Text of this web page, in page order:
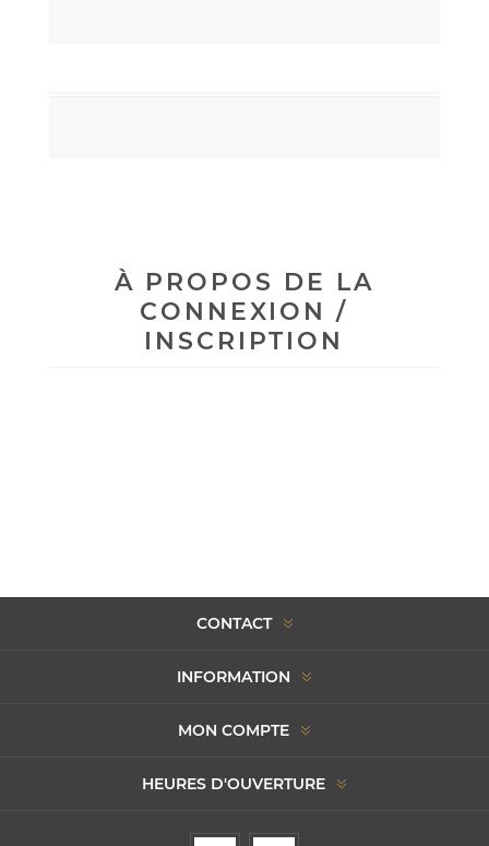
À PROPOS DE LA
CONNEXION /
INSCRIPTION
CONTACT
INFORMATION
MON COMPTE
HEURES D'OUVERTURE